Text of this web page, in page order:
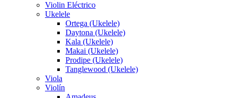
Violin Eléctrico
Ukelele
Ortega (Ukelele)
Daytona (Ukelele)
Kala (Ukelele)
Makai (Ukelele)
Prodipe (Ukelele)
Tanglewood (Ukelele)
Viola
Violín